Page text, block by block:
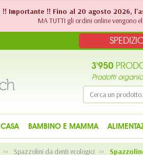
!! Importante !! Fino al 20 agosto 2026,
MA TUTTI gli ordini online vengono
3'950
Prodotti
CASA BAMBINO E MAMMA
Spazzolini da denti ecologici